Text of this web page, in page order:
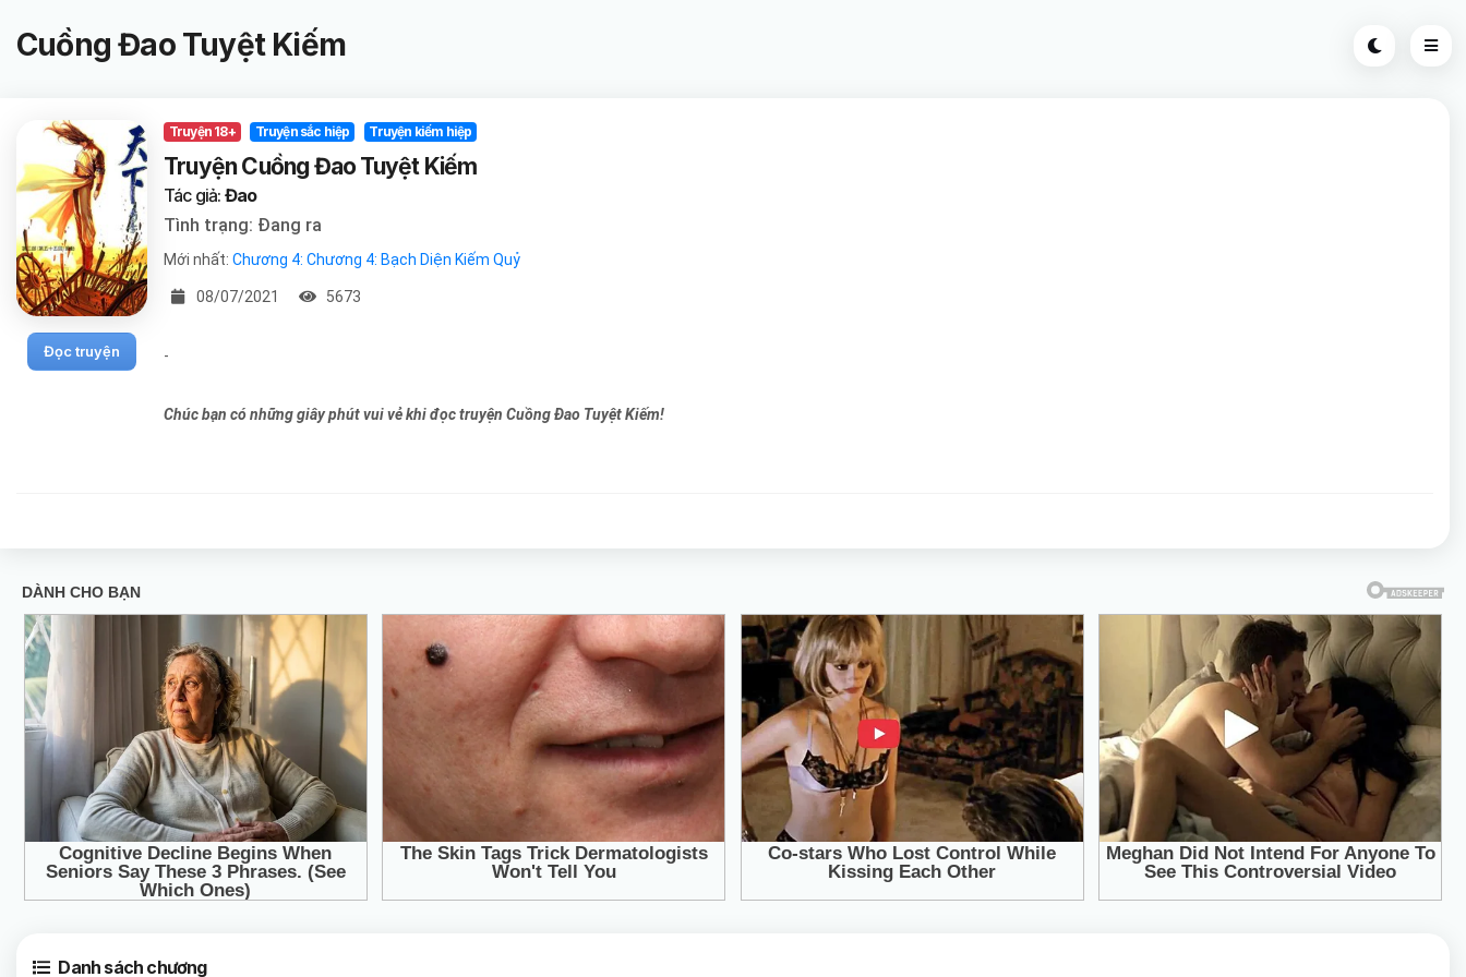
Cuồng Đao Tuyệt Kiếm
Đọc truyện
Truyện 18+ Truyện sắc hiệp Truyện kiếm hiệp
Truyện Cuồng Đao Tuyệt Kiếm
Tác giả: Đao
Tình trạng: Đang ra
Mới nhất: Chương 4: Chương 4: Bạch Diện Kiếm Quỷ
08/07/2021 5673
-
Chúc bạn có những giây phút vui vẻ khi đọc truyện Cuồng Đao Tuyệt Kiếm!
Danh sách chương